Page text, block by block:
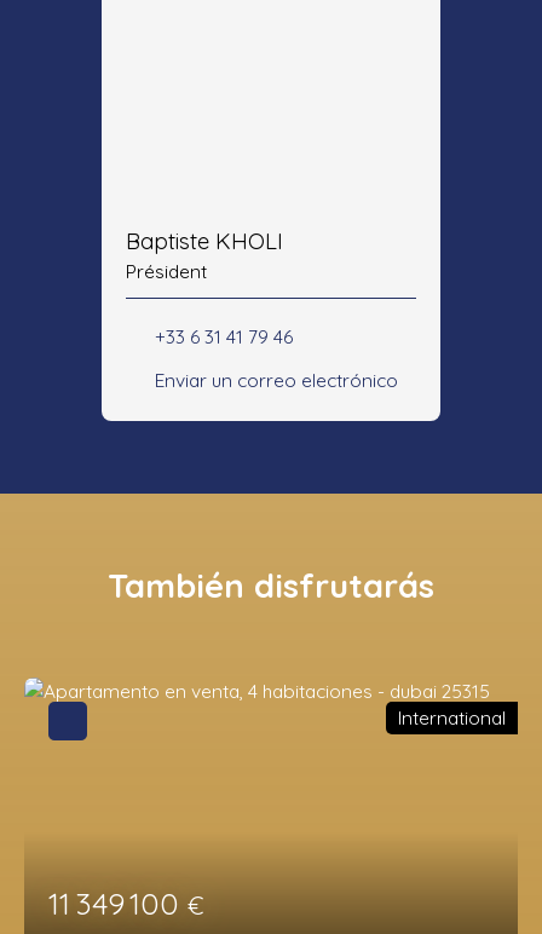
Baptiste KHOLI
Président
+33 6 31 41 79 46
Enviar un correo electrónico
También disfrutarás
11 349 100 €
International